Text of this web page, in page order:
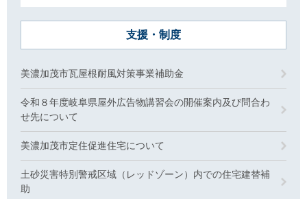
支援・制度
美濃加茂市瓦屋根耐風対策事業補助金
令和８年度岐阜県屋外広告物講習会の開催案内及び問合わ
せ先について
美濃加茂市定住促進住宅について
土砂災害特別警戒区域（レッドゾーン）内での住宅建替補
助